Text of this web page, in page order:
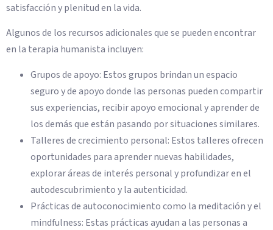
satisfacción y plenitud en la vida.
Algunos de los recursos adicionales que se pueden encontrar
en la terapia humanista incluyen:
Grupos de apoyo: Estos grupos brindan un espacio
seguro y de apoyo donde las personas pueden compartir
sus experiencias, recibir apoyo emocional y aprender de
los demás que están pasando por situaciones similares.
Talleres de crecimiento personal: Estos talleres ofrecen
oportunidades para aprender nuevas habilidades,
explorar áreas de interés personal y profundizar en el
autodescubrimiento y la autenticidad.
Prácticas de autoconocimiento como la meditación y el
mindfulness: Estas prácticas ayudan a las personas a